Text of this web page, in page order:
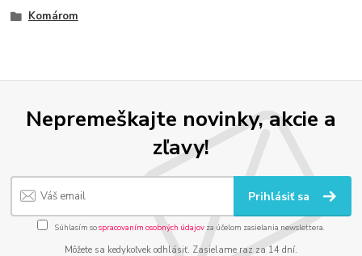
Komárom
Nepremeškajte novinky, akcie a
zľavy!
Prihlásiť sa
Súhlasím sospracovaním osobných údajov za účelom zasielania newslettera.
Môžete sa kedykoľvek odhlásiť. Zasielame raz za 14 dní.